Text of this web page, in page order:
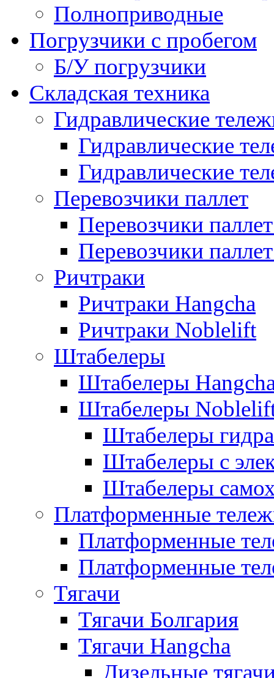
Полноприводные
Погрузчики с пробегом
Б/У погрузчики
Складская техника
Гидравлические
Гидравлические
Гидравлические
Перевозчики паллет
Перевозчики
Перевозчики
Ричтраки
Ричтраки Hangcha
Ричтраки Noblelift
Штабелеры
Штабелеры
Штабелеры
Штабелеры
Штабелеры с
Штабелеры
Платформенные
Платформенные
Платформенные
Тягачи
Тягачи Болгария
Тягачи Hangcha
Дизельные